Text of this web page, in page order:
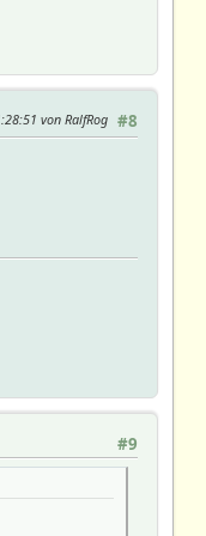
#8
von RalfRog
#9